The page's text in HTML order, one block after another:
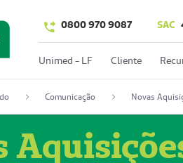
0800 970 9087 SAC
Unimed - LF Cliente
Comunicação Novas